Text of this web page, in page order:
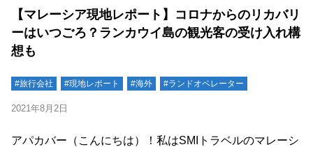
【マレーシア現地レポート】コロナからのリカバリ
ーはいつごろ？ランカウイ島の観光客の受け入れ構
想も
#旅行会社 #現地レポート #海外 #ランドオペレーター
2021年8月2日
アパカバー（こんにちは）！私はSMIトラベルのマレーシ